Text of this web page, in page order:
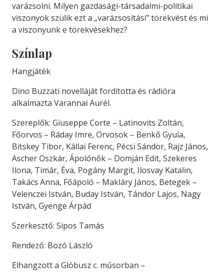
varázsolni. Milyen gazdasági-társadalmi-politikai
viszonyok szülik ezt a „varázsosítási” törekvést és mi
a viszonyunk e törekvésekhez?
Színlap
Hangjáték
Dino Buzzati novelláját fordította és rádióra
alkalmazta Varannai Aurél.
Szereplők: Giuseppe Corte – Latinovits Zoltán,
Főorvos – Ráday Imre, Orvosok – Benkő Gyula,
Bitskey Tibor, Kállai Ferenc, Pécsi Sándor, Rajz János,
Ascher Oszkár, Ápolónők – Domján Edit, Szekeres
Ilona, Timár, Éva, Pogány Margit, Ilosvay Katalin,
Takács Anna, Főápoló – Makláry János, Betegek –
Velenczei István, Buday István, Tándor Lajos, Nagy
István, Gyenge Árpád
Szerkesztő: Sipos Tamás
Rendező: Bozó László
Elhangzott a Glóbusz c. műsorban –